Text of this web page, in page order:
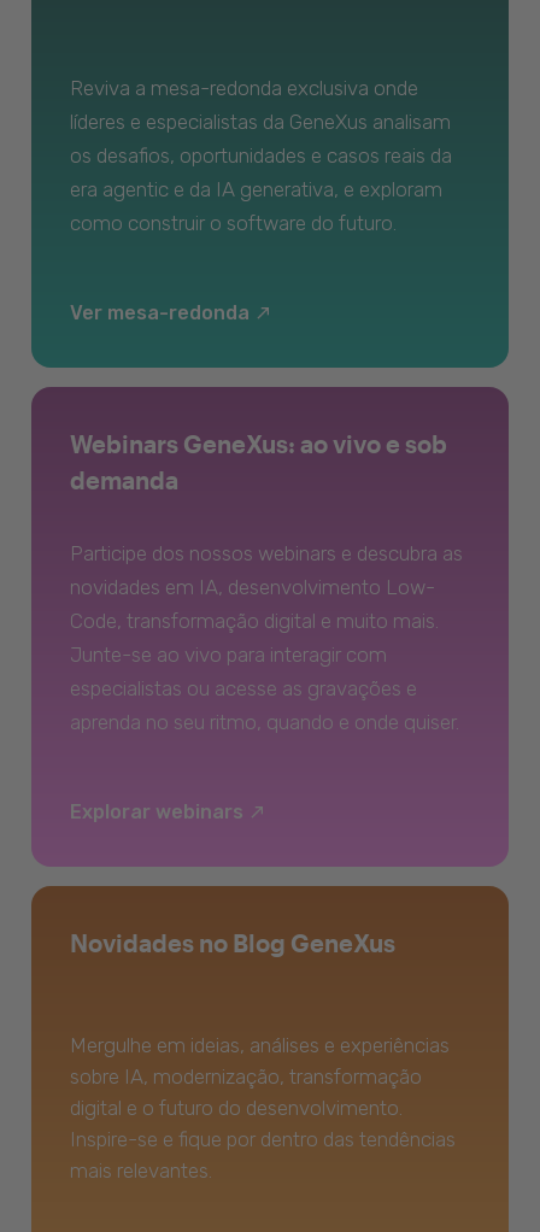
Reviva a mesa-redonda exclusiva onde
líderes e especialistas da GeneXus analisam
os desafios, oportunidades e casos reais da
era agentic e da IA generativa, e exploram
como construir o software do futuro.
Ver mesa-redonda
Webinars GeneXus: ao vivo e sob
demanda
Participe dos nossos webinars e descubra as
novidades em IA, desenvolvimento Low-
Code, transformação digital e muito mais.
Junte-se ao vivo para interagir com
especialistas ou acesse as gravações e
aprenda no seu ritmo, quando e onde quiser.
Explorar webinars
Novidades no Blog GeneXus
Mergulhe em ideias, análises e experiências
sobre IA, modernização, transformação
digital e o futuro do desenvolvimento.
Inspire-se e fique por dentro das tendências
mais relevantes.